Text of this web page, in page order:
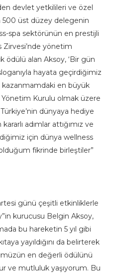
devlet yetkilileri ve özel
üst düzey delegenin
spa sektörünün en prestijli
Zirvesi’nde yönetim
ödülü alan Aksoy, ‘Bir gün
hayata geçirdiğimiz
kazanmamdaki en büyük
Kurulu olmak üzere
dünyaya hediye
adımlar attığımız ve
için dünya wellness
fikrinde birleştiler”
günü çeşitli etkinliklerle
kurucusu Belgin Aksoy,
bu hareketin 5 yıl gibi
yayıldığını da belirterek
en değerli ödülünü
ve mutluluk yaşıyorum. Bu